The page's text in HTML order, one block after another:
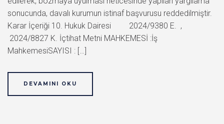
sonucunda, davalı kurumun istinaf başvurusu reddedilmiştir.
Karar İçeriği 10. Hukuk Dairesi 2024/9380 E. ,
2024/8827 K. İçtihat Metni MAHKEMESİ :İş
MahkemesiSAYISI : […]
DEVAMINI OKU